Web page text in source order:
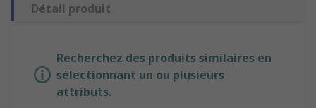
Détail produit
Recherchez des produits similaires en
sélectionnant un ou plusieurs
attributs.